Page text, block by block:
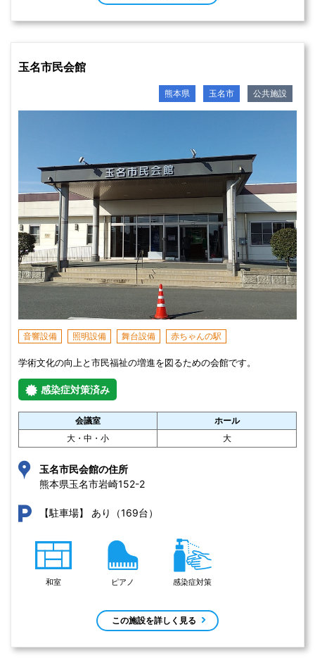
玉名市民会館
熊本県 玉名市 公共施設
音響設備 照明設備 舞台設備 赤ちゃんの駅
学術文化の向上と市民福祉の増進を図るための会館です。
感染症対策済み
会議室
ホール
大・中・小
大
玉名市民会館の住所
熊本県玉名市岩崎152-2
【駐車場】 あり（169台）
和室 ピアノ 感染症対策
この施設を詳しく見る